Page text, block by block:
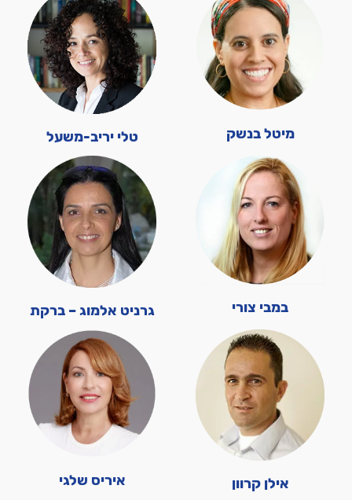
מיטל בנשק טלי יריב-משעל
במבי צורי גרניט אלמוג – ברקת
אילן קרוון איריס שלגי